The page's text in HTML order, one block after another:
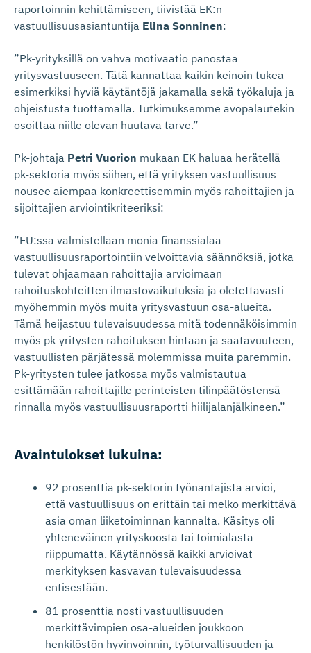
raportoinnin kehittämiseen, tiivistää EK:n
vastuullisuusasiantuntija Elina Sonninen:
”Pk-yrityksillä on vahva motivaatio panostaa
yritysvastuuseen. Tätä kannattaa kaikin keinoin tukea
esimerkiksi hyviä käytäntöjä jakamalla sekä työkaluja ja
ohjeistusta tuottamalla. Tutkimuksemme avopalautekin
osoittaa niille olevan huutava tarve.”
Pk-johtaja Petri Vuorion mukaan EK haluaa herätellä
pk-sektoria myös siihen, että yrityksen vastuullisuus
nousee aiempaa konkreettisemmin myös rahoittajien ja
sijoittajien arviointikriteeriksi:
”EU:ssa valmistellaan monia finanssialaa
vastuullisuusraportointiin velvoittavia säännöksiä, jotka
tulevat ohjaamaan rahoittajia arvioimaan
rahoituskohteitten ilmastovaikutuksia ja oletettavasti
myöhemmin myös muita yritysvastuun osa-alueita.
Tämä heijastuu tulevaisuudessa mitä todennäköisimmin
myös pk-yritysten rahoituksen hintaan ja saatavuuteen,
vastuullisten pärjätessä molemmissa muita paremmin.
Pk-yritysten tulee jatkossa myös valmistautua
esittämään rahoittajille perinteisten tilinpäätöstensä
rinnalla myös vastuullisuusraportti hiilijalanjälkineen.”
Avaintulokset lukuina:
92 prosenttia pk-sektorin työnantajista arvioi,
että vastuullisuus on erittäin tai melko merkittävä
asia oman liiketoiminnan kannalta. Käsitys oli
yhteneväinen yrityskoosta tai toimialasta
riippumatta. Käytännössä kaikki arvioivat
merkityksen kasvavan tulevaisuudessa
entisestään.
81 prosenttia nosti vastuullisuuden
merkittävimpien osa-alueiden joukkoon
henkilöstön hyvinvoinnin, työturvallisuuden ja